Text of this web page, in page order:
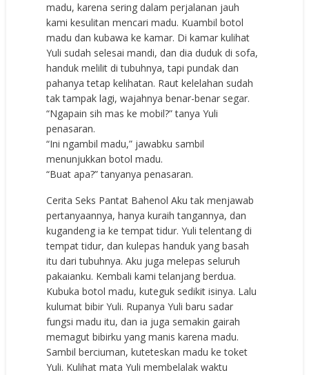
madu, karena sering dalam perjalanan jauh
kami kesulitan mencari madu. Kuambil botol
madu dan kubawa ke kamar. Di kamar kulihat
Yuli sudah selesai mandi, dan dia duduk di sofa,
handuk melilit di tubuhnya, tapi pundak dan
pahanya tetap kelihatan. Raut kelelahan sudah
tak tampak lagi, wajahnya benar-benar segar.
“Ngapain sih mas ke mobil?” tanya Yuli
penasaran.
“Ini ngambil madu,” jawabku sambil
menunjukkan botol madu.
“Buat apa?” tanyanya penasaran.
Cerita Seks Pantat Bahenol Aku tak menjawab
pertanyaannya, hanya kuraih tangannya, dan
kugandeng ia ke tempat tidur. Yuli telentang di
tempat tidur, dan kulepas handuk yang basah
itu dari tubuhnya. Aku juga melepas seluruh
pakaianku. Kembali kami telanjang berdua.
Kubuka botol madu, kuteguk sedikit isinya. Lalu
kulumat bibir Yuli. Rupanya Yuli baru sadar
fungsi madu itu, dan ia juga semakin gairah
memagut bibirku yang manis karena madu.
Sambil berciuman, kuteteskan madu ke toket
Yuli. Kulihat mata Yuli membelalak waktu